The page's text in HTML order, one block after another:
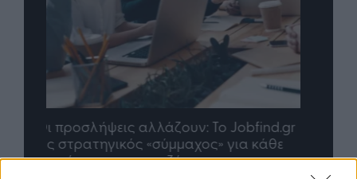
TP Greece: Πώς διαμορφώνεται το
μέλλον του Insurance στην εποχή του AI